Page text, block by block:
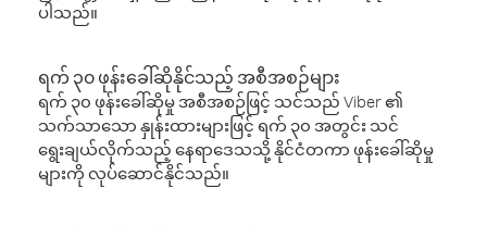
ပါသည်။
ရက် ၃၀ ဖုန်းခေါ်ဆိုနိုင်သည့် အစီအစဉ်များ
ရက် ၃၀ ဖုန်းခေါ်ဆိုမှု အစီအစဉ်ဖြင့် သင်သည် Viber ၏
သက်သာသော နှုန်းထားများဖြင့် ရက် ၃၀ အတွင်း သင်
ရွေးချယ်လိုက်သည့် နေရာဒေသသို့ နိုင်ငံတကာ ဖုန်းခေါ်ဆိုမှု
များကို လုပ်ဆောင်နိုင်သည်။